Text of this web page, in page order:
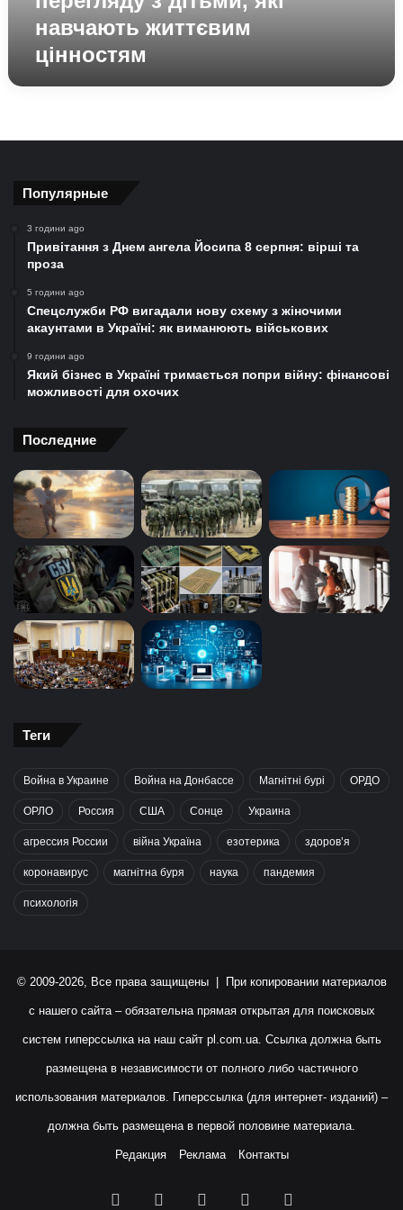
навчають життєвим
цінностям
Популярные
3 години ago
Привітання з Днем ангела Йосипа 8 серпня: вірші та
проза
5 години ago
Спецслужби РФ вигадали нову схему з жіночими
акаунтами в Україні: як виманюють військових
9 години ago
Який бізнес в Україні тримається попри війну: фінансові
можливості для охочих
Последние
Теги
Война в Украине Война на Донбассе Магнітні бурі ОРДО
ОРЛО Россия США Сонце Украина
агрессия России війна Україна езотерика здоров’я
коронавирус магнітна буря наука пандемия
психологія
© 2009-2026, Все права защищены | При копировании материалов
с нашего сайта – обязательна прямая открытая для поисковых
систем гиперссылка на наш сайт pl.com.ua. Ссылка должна быть
размещена в независимости от полного либо частичного
использования материалов. Гиперссылка (для интернет- изданий) –
должна быть размещена в первой половине материала.
Редакция Реклама Контакты
Facebook YouTubeInstagram